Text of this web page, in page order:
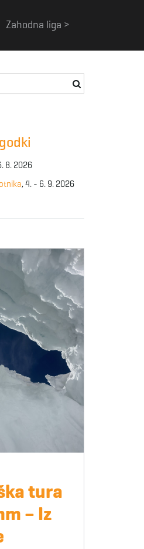
Zahodna liga >
8. 2026
, 4. - 6. 9. 2026
tura
– Iz